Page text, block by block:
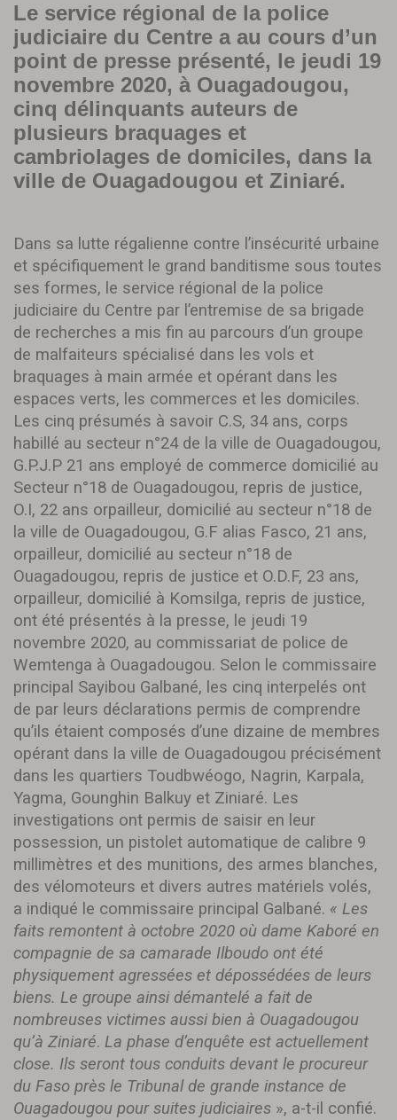
Le service régional de la police
judiciaire du Centre a au cours d’un
point de presse présenté, le jeudi 19
novembre 2020, à Ouagadougou,
cinq délinquants auteurs de
plusieurs braquages et
cambriolages de domiciles, dans la
ville de Ouagadougou et Ziniaré.
Dans sa lutte régalienne contre l’insécurité urbaine
et spécifiquement le grand banditisme sous toutes
ses formes, le service régional de la police
judiciaire du Centre par l’entremise de sa brigade
de recherches a mis fin au parcours d’un groupe
de malfaiteurs spécialisé dans les vols et
braquages à main armée et opérant dans les
espaces verts, les commerces et les domiciles.
Les cinq présumés à savoir C.S, 34 ans, corps
habillé au secteur n°24 de la ville de Ouagadougou,
G.P.J.P 21 ans employé de commerce domicilié au
Secteur n°18 de Ouagadougou, repris de justice,
O.I, 22 ans orpailleur, domicilié au secteur n°18 de
la ville de Ouagadougou, G.F alias Fasco, 21 ans,
orpailleur, domicilié au secteur n°18 de
Ouagadougou, repris de justice et O.D.F, 23 ans,
orpailleur, domicilié à Komsilga, repris de justice,
ont été présentés à la presse, le jeudi 19
novembre 2020, au commissariat de police de
Wemtenga à Ouagadougou. Selon le commissaire
principal Sayibou Galbané, les cinq interpelés ont
de par leurs déclarations permis de comprendre
qu’ils étaient composés d’une dizaine de membres
opérant dans la ville de Ouagadougou précisément
dans les quartiers Toudbwéogo, Nagrin, Karpala,
Yagma, Gounghin Balkuy et Ziniaré. Les
investigations ont permis de saisir en leur
possession, un pistolet automatique de calibre 9
millimètres et des munitions, des armes blanches,
des vélomoteurs et divers autres matériels volés,
a indiqué le commissaire principal Galbané. « Les
faits remontent à octobre 2020 où dame Kaboré en
compagnie de sa camarade Ilboudo ont été
physiquement agressées et dépossédées de leurs
biens. Le groupe ainsi démantelé a fait de
nombreuses victimes aussi bien à Ouagadougou
qu’à Ziniaré. La phase d’enquête est actuellement
close. Ils seront tous conduits devant le procureur
du Faso près le Tribunal de grande instance de
Ouagadougou pour suites judiciaires », a-t-il confié.